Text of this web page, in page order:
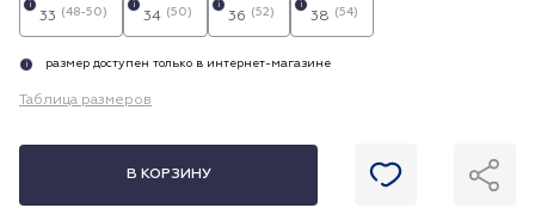
33 (48-50)
i
34 (50)
i
36 (52)
i
38 (54)
i
i размер доступен только в интернет-магазине
Таблица размеров
В КОРЗИНУ